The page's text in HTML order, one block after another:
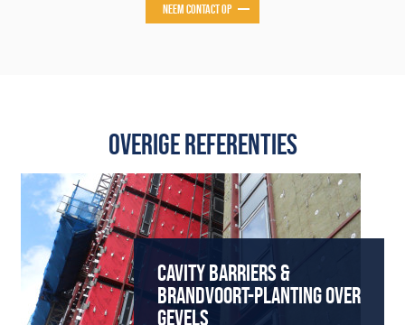
NEEM CONTACT OP
OVERIGE REFERENTIES
CAVITY BARRIERS &
BRANDVOORT-PLANTING OVER
GEVELS